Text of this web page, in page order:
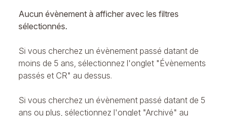
Aucun évènement à afficher avec les filtres
sélectionnés.
Si vous cherchez un évènement passé datant de
moins de 5 ans, sélectionnez l'onglet "Évènements
passés et CR" au dessus.
Si vous cherchez un évènement passé datant de 5
ans ou plus, sélectionnez l'onglet "Archivé" au